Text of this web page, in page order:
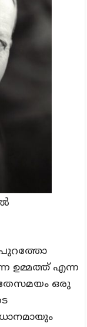
പുറത്തോ
ഉമ്മത്ത് എന്ന
ഒരു